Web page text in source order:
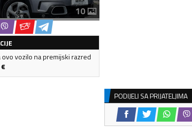
10
ovo vozilo na premijski razred
€
PODIJELI SA PRIJATELJIMA